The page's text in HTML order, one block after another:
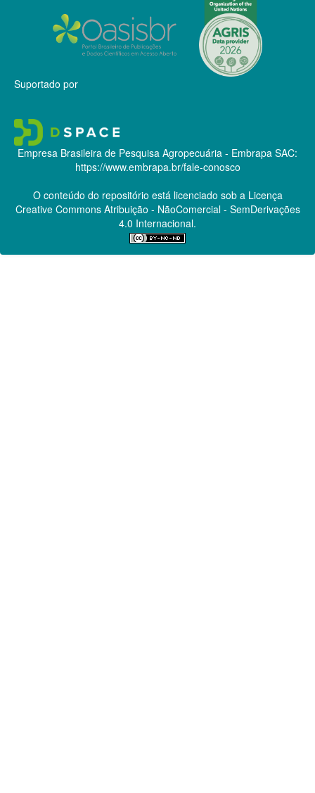
Suportado por
Empresa Brasileira de Pesquisa Agropecuária - Embrapa SAC:
https://www.embrapa.br/fale-conosco
O conteúdo do repositório está licenciado sob a Licença
Creative CommonsAtribuição - NãoComercial - SemDerivações
4.0 Internacional.